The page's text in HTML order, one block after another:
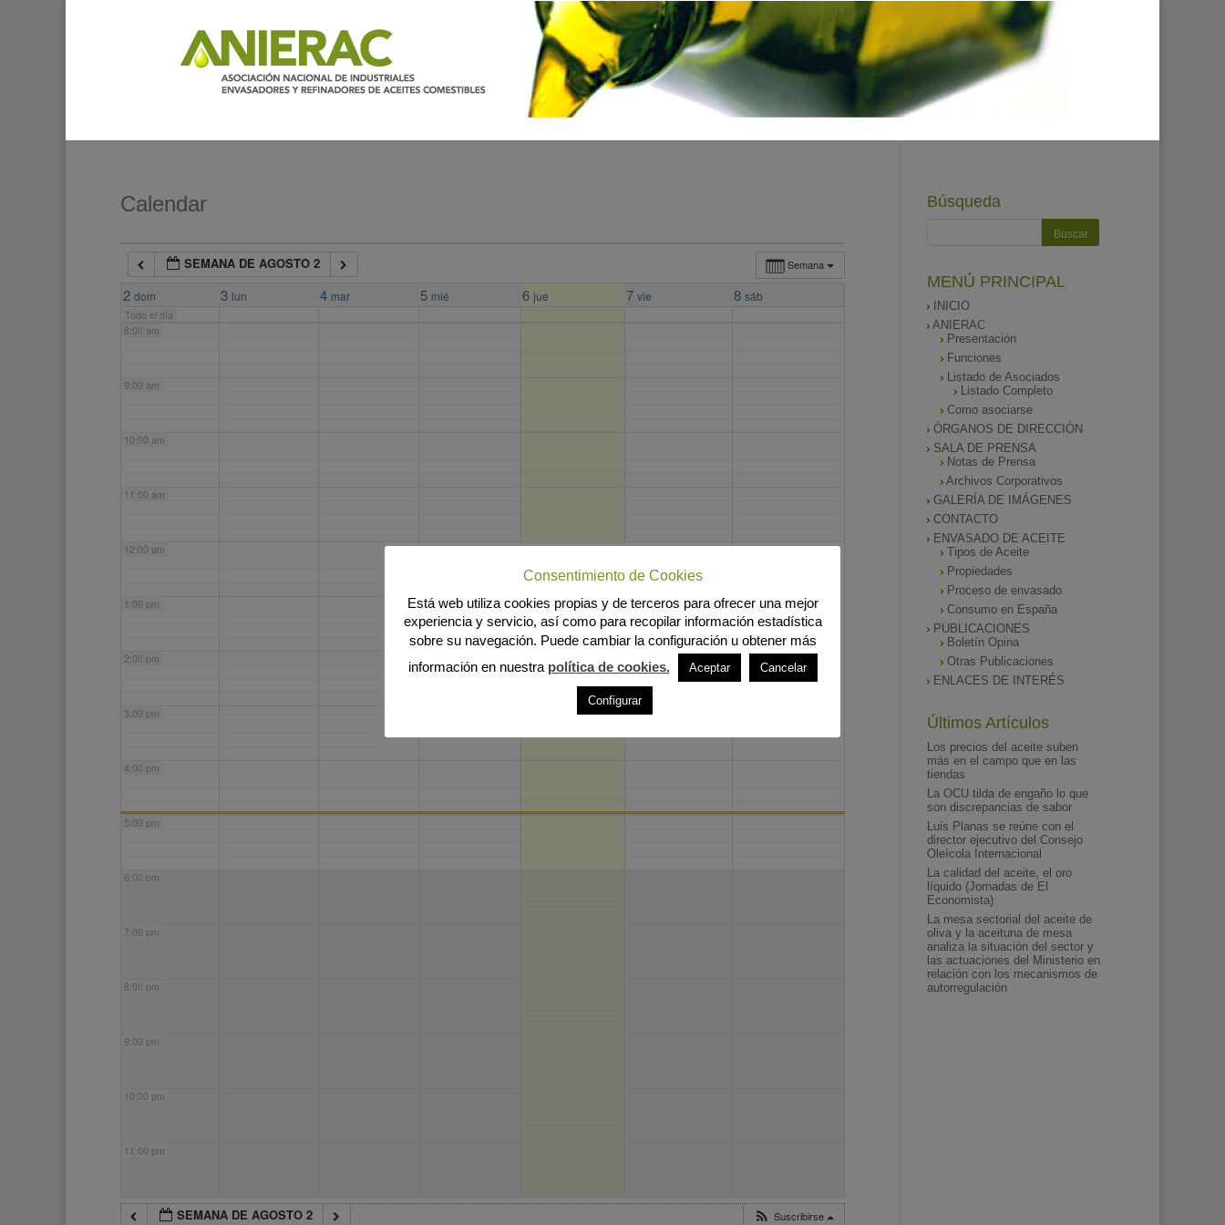
Calendar
Semana
SEMANA DE AGOSTO 2
2 dom 3 lun 4 mar 5 mié 6 jue 7 vie 8 sáb
Todo el día
7:00 am
8:00 am
9:00 am
10:00 am
11:00 am
12:00 pm
1:00 pm
2:00 pm
3:00 pm
4:00 pm
5:00 pm
6:00 pm
7:00 pm
8:00 pm
9:00 pm
10:00 pm
11:00 pm
SEMANA DE AGOSTO 2 Suscribirse
Búsqueda
MENÚ PRINCIPAL
INICIO
ANIERAC
Presentación
Funciones
Listado de Asociados
Listado Completo
Como asociarse
ÓRGANOS DE DIRECCIÓN
SALA DE PRENSA
Notas de Prensa
Archivos Corporativos
GALERÍA DE IMÁGENES
CONTACTO
ENVASADO DE ACEITE
Tipos de Aceite
Propiedades
Proceso de envasado
Consumo en España
PUBLICACIONES
Boletín Opina
Otras Publicaciones
ENLACES DE INTERÉS
Últimos Artículos
Los precios del aceite suben
más en el campo que en las
tiendas
La OCU tilda de engaño lo que
son discrepancias de sabor
Luis Planas se reúne con el
director ejecutivo del Consejo
Oleícola Internacional
La calidad del aceite, el oro
líquido (Jornadas de El
Economista)
La mesa sectorial del aceite de
oliva y la aceituna de mesa
analiza la situación del sector y
las actuaciones del Ministerio en
relación con los mecanismos de
autorregulación
Consentimiento de Cookies
Está web utiliza cookies propias y de terceros para ofrecer una mejor
experiencia y servicio, así como para recopilar información estadística
sobre su navegación. Puede cambiar la configuración u obtener más
información en nuestra política de cookies. Aceptar Cancelar
Configurar